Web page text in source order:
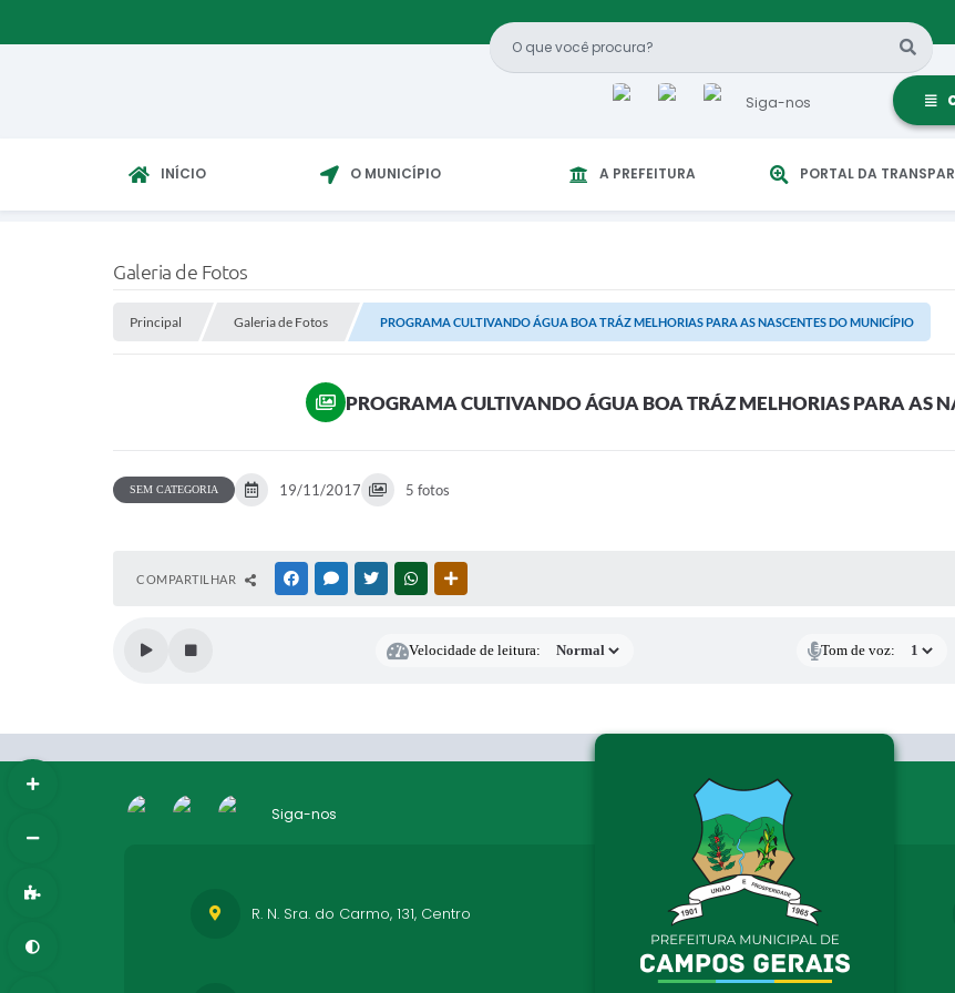
Siga-nos
INÍCIO O MUNICÍPIO A PREFEITURA PORTAL DA
Galeria de Fotos
Principal Galeria de Fotos PROGRAMA CULTIVANDO ÁGUA BOA TRÁZ MELHORIAS PARA AS NASCENTES DO MUNICÍPIO
PROGRAMA CULTIVANDO ÁGUA BOA TRÁZ MELHORIAS PARA AS
SEM CATEGORIA 19/11/2017 5 fotos
COMPARTILHAR FACEBOOKMESSENGER
TWITTERWHATSAPP
Velocidade de leitura: Tom de voz:
Siga-nos
R. N. Sra. do Carmo, 131, Centro